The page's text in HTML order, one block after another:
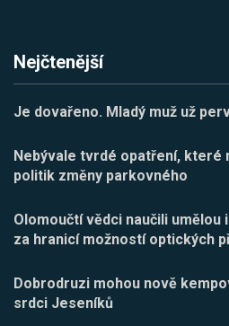
Nejčtenější
Je dovařeno. Mladý muž už
Nebývale tvrdé opatření, které
politik změny parkovného
Olomoučtí vědci naučili
za hranicí možností optických
Dobrodruzi mohou nově
srdci Jeseníků